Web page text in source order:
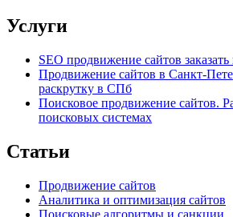
Услуги
SEO продвижение сайтов
Продвижение сайтов в Санкт-
раскрутку в СПб
Поисковое продвижение сайтов.
поисковых системах
Статьи
Продвижение сайтов
Аналитика и оптимизация сайтов
Поисковые алгоритмы и санкции